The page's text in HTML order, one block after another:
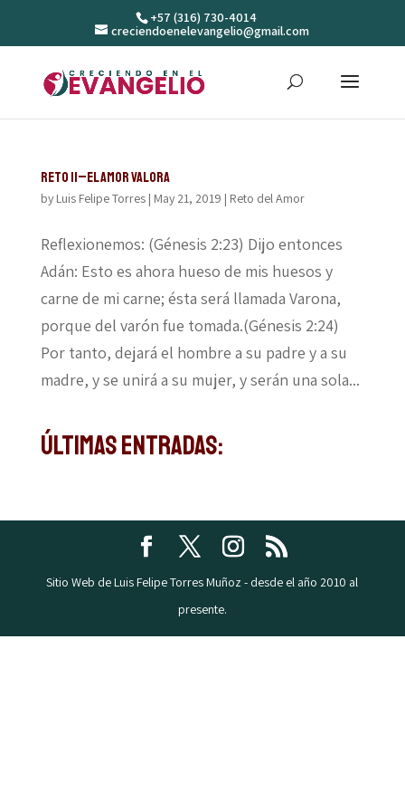
+57 (316) 730-4014
creciendoenelevangelio@gmail.com
Reto 11–El amor valora
by Luis Felipe Torres| May 21, 2019 | Reto del Amor
Reflexionemos: (Génesis 2:23) Dijo entonces
Adán: Esto es ahora hueso de mis huesos y
carne de mi carne; ésta será llamada Varona,
porque del varón fue tomada.(Génesis 2:24)
Por tanto, dejará el hombre a su padre y a su
madre, y se unirá a su mujer, y serán una sola...
Últimas Entradas:
Sitio Web de Luis Felipe Torres Muñoz - desde el año 2010 al
presente.